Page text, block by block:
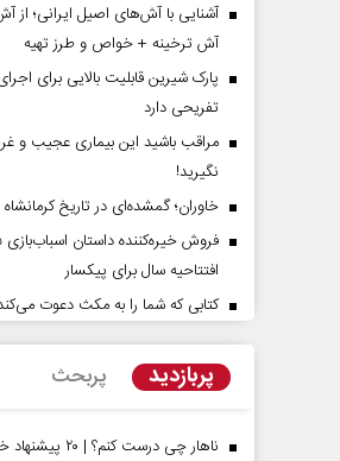
آشنایی با آش‌های اصیل ایرانی؛ از
آش ترخینه + خواص و طرز تهیه
پارک شیرین قابلیت‌ بالایی برای
تفریحی دارد
مراقب باشید این بیماری عجیب و
نگیرید!
خاوران؛ گمشده‌ای در تاریخ کرمانشاه
افتتاحیه سال برای پیکسار
کتابی که شما را به مکث دعوت
پربازدید پربحث
ناهار چی درست کنم؟ |
پشت‌پرده تهدیدات کوتاه‏‌مدت و
- تحلیلگر مسائل سیاسی
مجلس